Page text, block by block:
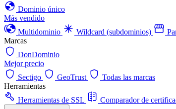
Dominio único
Más vendido
Multidominio
Wildcard (subdominios)
Marcas
DonDominio
Mejor precio
Sectigo
GeoTrust
Todas las marcas
Herramientas
Herramientas de SSL
Comparador de